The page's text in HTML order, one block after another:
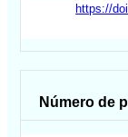
https://
Número de